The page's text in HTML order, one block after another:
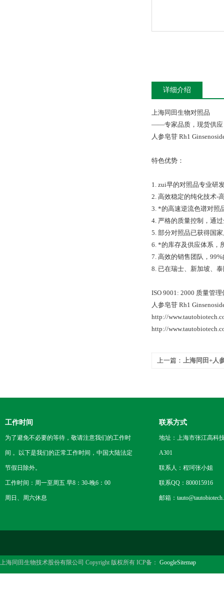
详细介绍
上海同田生物对照品
——专家品质，现货供应
人参皂苷 Rh1
特色优势：
1. zui早的对照品专业研
2. 高效稳定的纯化技术-
3. *的高速逆流色谱对照
4. 严格的质量控制，通
5. 部分对照品已获得国
6. *的库存及供应体系，
7. 高效的销售团队，
8. 已在瑞士、新加坡、
ISO 9001: 2000 质量管
人参皂苷 Rh1
http://
http://
上一篇： 上海同田+人
工作时间
为了避免不必要的等待，敬请注意我们的工作时
间 。以下是我们的正常工作时间，中国大陆法定
节假日除外。
工作时间：周一至周五 早8：30-晚6：00
周日、周六休息
联系方式
地址：上海市张江高科
A301
联系人：程珂张小姐
联系QQ：800015916
邮箱：
上海同田生物技术股份有限公司 Copyright 版权所有 ICP备： GoogleSitemap